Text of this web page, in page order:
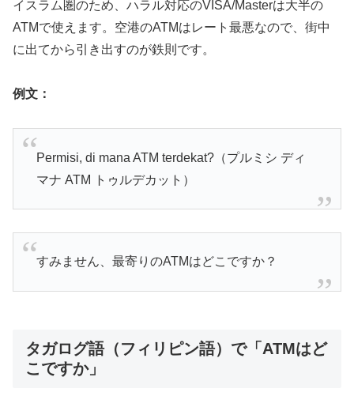
イスラム圏のため、ハラル対応のVISA/Masterは大半の
ATMで使えます。空港のATMはレート最悪なので、街中
に出てから引き出すのが鉄則です。
例文：
Permisi, di mana ATM terdekat?（プルミシ ディ
マナ ATM トゥルデカット）
すみません、最寄りのATMはどこですか？
タガログ語（フィリピン語）で「ATMはど
こですか」